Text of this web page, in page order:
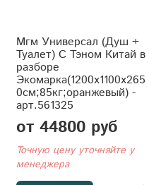
Мгм Универсал (Душ +
Туалет) С Тэном Китай в
разборе
Экомарка(1200x1100x265
0см;85кг;оранжевый) -
арт.561325
от 44800 руб
Точную цену уточняйте у
менеджера